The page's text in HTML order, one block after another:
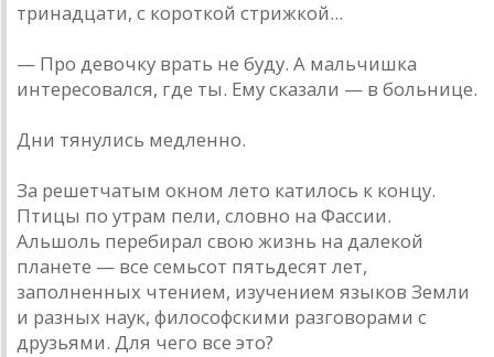
тринадцати, с короткой стрижкой...
— Про девочку врать не буду. А мальчишка
интересовался, где ты. Ему сказали — в больнице.
Дни тянулись медленно.
За решетчатым окном лето катилось к концу.
Птицы по утрам пели, словно на Фассии.
Альшоль перебирал свою жизнь на далекой
планете — все семьсот пятьдесят лет,
заполненных чтением, изучением языков Земли
и разных наук, философскими разговорами с
друзьями. Для чего все это?